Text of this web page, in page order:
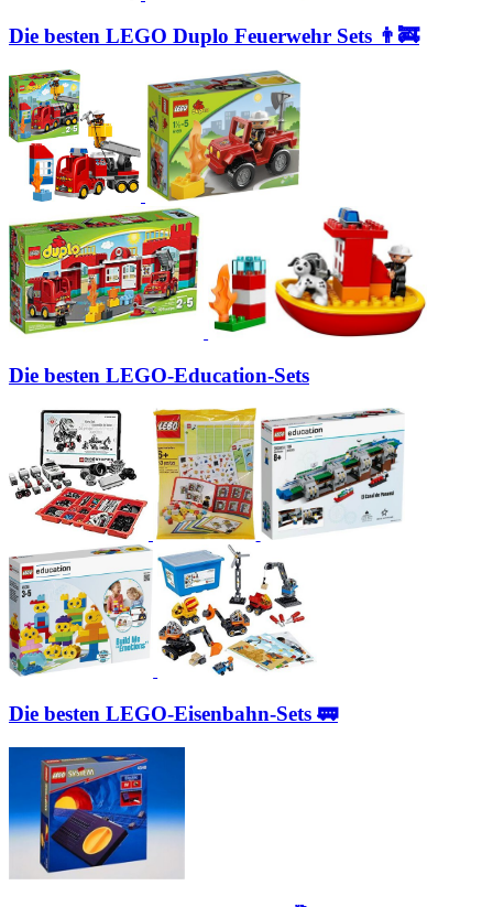
Die besten LEGO Duplo Feuerwehr Sets 👨‍🚒
Die besten LEGO-Education-Sets
Die besten LEGO-Eisenbahn-Sets 🚃